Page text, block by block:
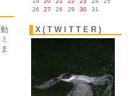
X(TWITTER)